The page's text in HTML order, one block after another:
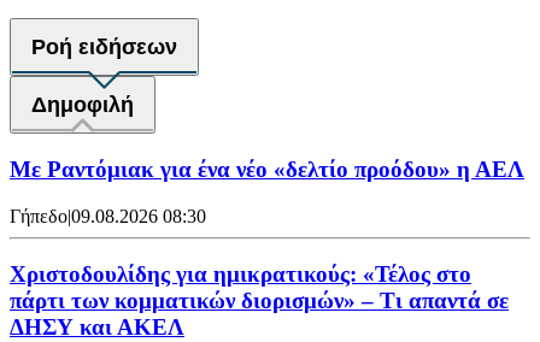
Ροή ειδήσεων
Δημοφιλή
Με Ραντόμιακ για ένα νέο «δελτίο προόδου» η ΑΕΛ
Γήπεδο|09.08.2026 08:30
Χριστοδουλίδης για ημικρατικούς: «Τέλος στο
πάρτι των κομματικών διορισμών» – Τι απαντά σε
ΔΗΣΥ και ΑΚΕΛ